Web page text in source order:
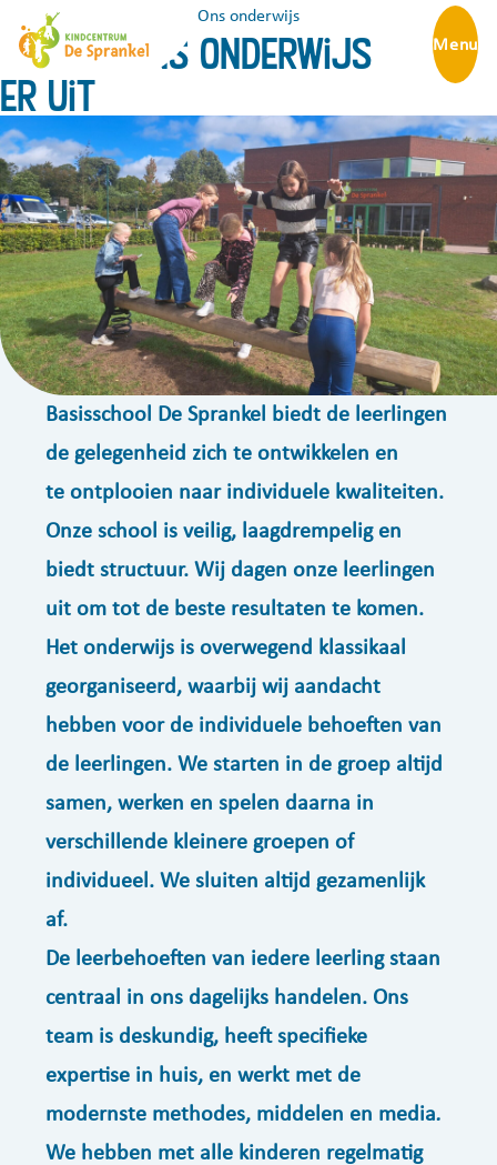
Menu
Ons Kindcentrum Ons onderwijs
Zo ziet ons onderwijs
er uit
Basisschool De Sprankel biedt de leerlingen
de gelegenheid zich te ontwikkelen en
te ontplooien naar individuele kwaliteiten.
Onze school is veilig, laagdrempelig en
biedt structuur. Wij dagen onze leerlingen
uit om tot de beste resultaten te komen.
Het onderwijs is overwegend klassikaal
georganiseerd, waarbij wij aandacht
hebben voor de individuele behoeften van
de leerlingen. We starten in de groep altijd
samen, werken en spelen daarna in
verschillende kleinere groepen of
individueel. We sluiten altijd gezamenlijk
af.
De leerbehoeften van iedere leerling staan
centraal in ons dagelijks handelen. Ons
team is deskundig, heeft specifieke
expertise in huis, en werkt met de
modernste methodes, middelen en media.
We hebben met alle kinderen regelmatig